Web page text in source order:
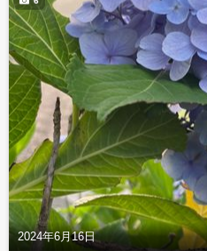
2024年6月16日